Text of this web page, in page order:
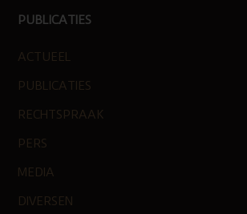
PUBLICATIES
ACTUEEL
PUBLICATIES
RECHTSPRAAK
PERS
MEDIA
DIVERSEN